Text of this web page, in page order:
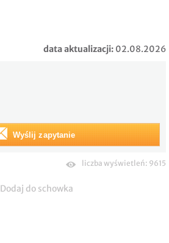
data aktualizacji: 02.08.2026
Wyślij zapytanie
liczba wyświetleń: 9615
Dodaj do schowka